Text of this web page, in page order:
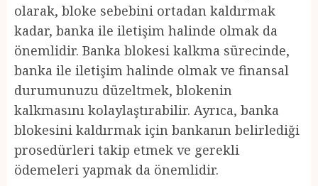
olarak, bloke sebebini ortadan kaldırmak
kadar, banka ile iletişim halinde olmak da
önemlidir. Banka blokesi kalkma sürecinde,
banka ile iletişim halinde olmak ve finansal
durumunuzu düzeltmek, blokenin
kalkmasını kolaylaştırabilir. Ayrıca, banka
blokesini kaldırmak için bankanın belirlediği
prosedürleri takip etmek ve gerekli
ödemeleri yapmak da önemlidir.